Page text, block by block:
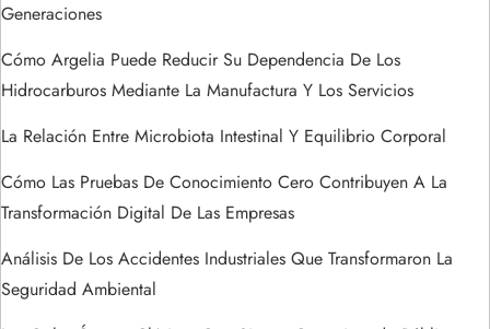
e
e
n
t
r
a
Generaciones
Cómo Argelia Puede Reducir Su Dependencia De Los
Hidrocarburos Mediante La Manufactura Y Los Servicios
La Relación Entre Microbiota Intestinal Y Equilibrio Corporal
Cómo Las Pruebas De Conocimiento Cero Contribuyen A La
Transformación Digital De Las Empresas
Análisis De Los Accidentes Industriales Que Transformaron La
Seguridad Ambiental